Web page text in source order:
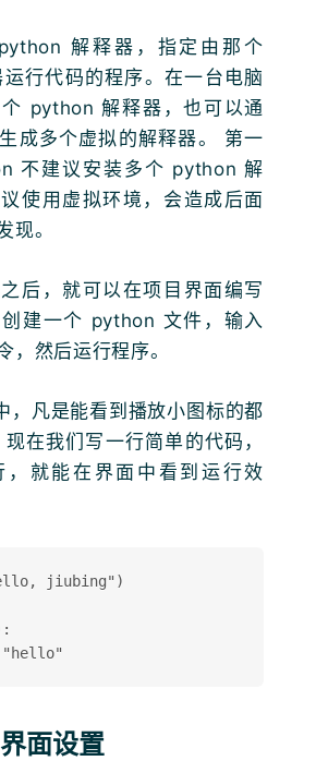
解释器，指定由那个
行代码的程序。在一台电脑
个 python 解释器，也可以通
成多个虚拟的解释器。 第一
不建议安装多个 python 解
使用虚拟环境，会造成后面
现。
后，就可以在项目界面编写
建一个 python 文件，输入
，然后运行程序。
凡是能看到播放小图标的都
在我们写一行简单的代码，
，就能在界面中看到运行效
jiubing")
面设置